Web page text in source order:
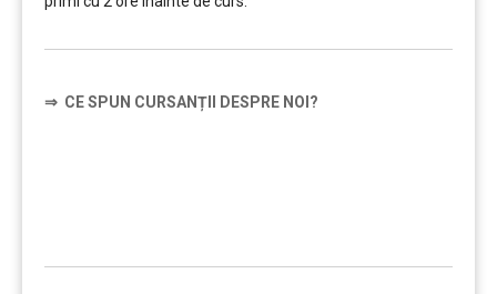
⇒ CE SPUN CURSANȚII DESPRE NOI?